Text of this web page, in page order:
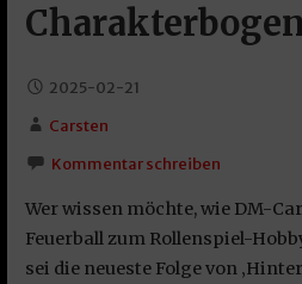
2025-02-21
Carsten
Kommentar schreiben
Wer wissen möchte, wie DM-
Feuerball zum Rollenspiel-
sei die neueste Folge von